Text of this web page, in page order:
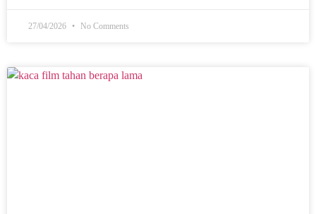
27/04/2026 No Comments